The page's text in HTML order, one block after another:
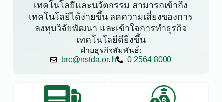
เทคโนโลยีและนวัตกรรม สามารถเข้าถึง
เทคโนโลยีได้ง่ายขึ้น ลดความเสี่ยงของการ
ลงทุนวิจัยพัฒนา และเข้าใจการทำธุรกิจ
เทคโนโลยีดียิ่งขึ้น
ฝ่ายธุรกิจสัมพันธ์:
brc@nstda.or.th
0 2564 8000